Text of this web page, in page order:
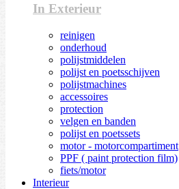
In Exterieur
reinigen
onderhoud
polijstmiddelen
polijst en poetsschijven
polijstmachines
accessoires
protection
velgen en banden
polijst en poetssets
motor - motorcompartiment
PPF ( paint protection film)
fiets/motor
Interieur